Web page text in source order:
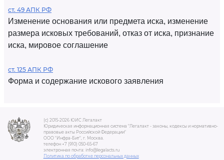
ст. 49 АПК РФ
Изменение основания или предмета иска, изменение
размера исковых требований, отказ от иска, признание
иска, мировое соглашение
ст. 125 АПК РФ
Форма и содержание искового заявления
(c) 2015-2026 ЮИС Легалакт
Юридическая информационная система "Легалакт - законы, кодексы и нормативно-
правовые акты Российской Федерации"
ООО "Инфра-Бит", г. Москва.
телефон +7 (910) 050-65-67
электронная почта: info@legalacts.ru
Политика по обработке персональных данных